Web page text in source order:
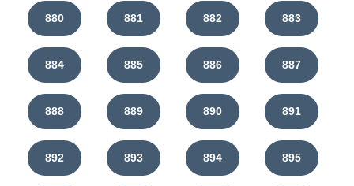
880 881 882 883
884 885 886 887
888 889 890 891
892 893 894 895